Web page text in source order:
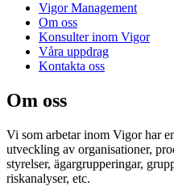
Vigor Management
Om oss
Konsulter inom Vigor
Våra uppdrag
Kontakta oss
Om oss
Vi som arbetar inom Vigor har
utveckling av organisationer,
styrelser, ägargrupperingar,
riskanalyser, etc.